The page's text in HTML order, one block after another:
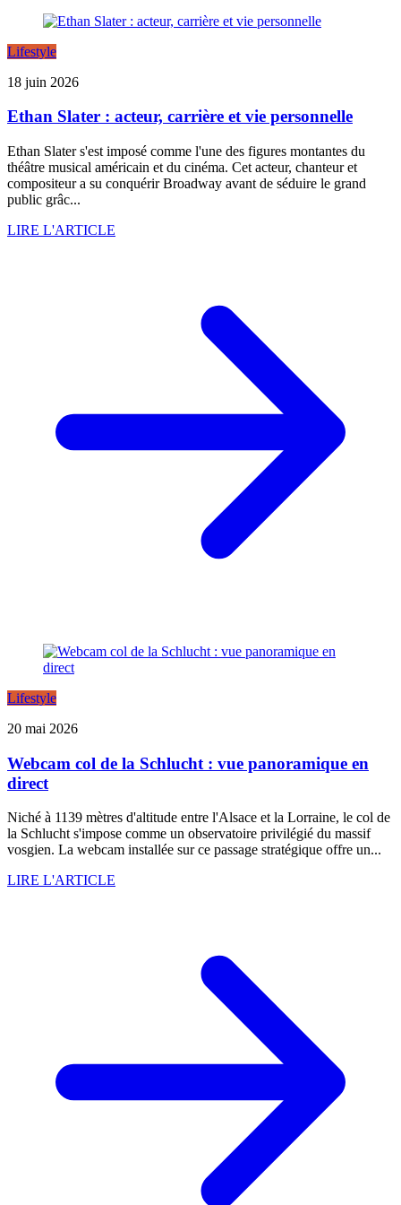
Lifestyle
18 juin 2026
Ethan Slater : acteur, carrière et vie personnelle
Ethan Slater s'est imposé comme l'une des figures montantes du
théâtre musical américain et du cinéma. Cet acteur, chanteur et
compositeur a su conquérir Broadway avant de séduire le grand
public grâc...
LIRE L'ARTICLE
Lifestyle
20 mai 2026
Webcam col de la Schlucht : vue panoramique en
direct
Niché à 1139 mètres d'altitude entre l'Alsace et la Lorraine, le col de
la Schlucht s'impose comme un observatoire privilégié du massif
vosgien. La webcam installée sur ce passage stratégique offre un...
LIRE L'ARTICLE